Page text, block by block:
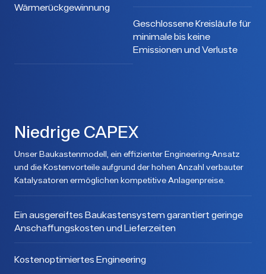
Wärmerückgewinnung
Geschlossene Kreisläufe für
minimale bis keine
Emissionen und Verluste
Niedrige CAPEX
Unser Baukastenmodell, ein effizienter Engineering-Ansatz
und die Kostenvorteile aufgrund der hohen Anzahl verbauter
Katalysatoren ermöglichen kompetitive Anlagenpreise.
Ein ausgereiftes Baukastensystem garantiert geringe
Anschaffungskosten und Lieferzeiten
Kostenoptimiertes Engineering